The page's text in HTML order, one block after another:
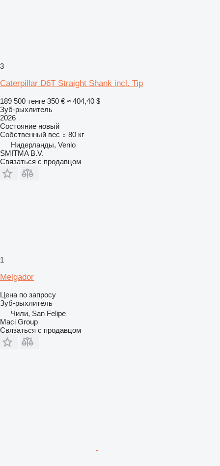
3
Caterpillar D6T Straight Shank incl. Tip
189 500 тенге 350 € ≈ 404,40 $
Зуб-рыхлитель
2026
Состояние новый
Собственный вес
80 кг
Нидерланды, Venlo
SMITMA B.V.
Связаться с продавцом
1
Melgador
Цена по запросу
Зуб-рыхлитель
Чили, San Felipe
Maci Group
Связаться с продавцом